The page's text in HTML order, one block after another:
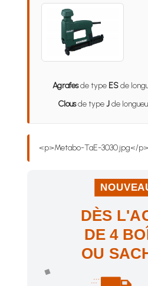
Agrafesde type ESde
Clousde typeJde
<p>Metabo-TaE-3030.jpg</p>
NOUVEAU !
DÈS
DE 4
OU